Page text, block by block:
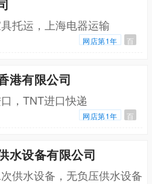
托运，上海电器运输
网店第1年 百
港有限公司
，TNT进口快递
网店第1年 百
水设备有限公司
供水设备，无负压供水设备